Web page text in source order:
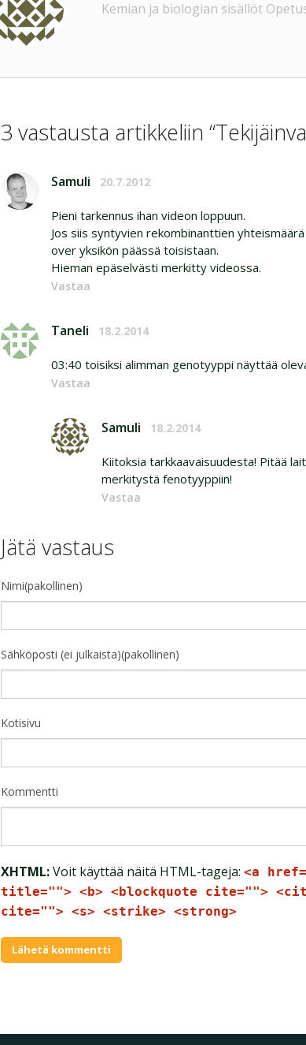
Kemian ja biologian sisällöt
3 vastausta artikkeliin
Samuli 20.7.2012
Pieni tarkennus ihan videon loppuun.
Jos siis syntyvien rekombinanttien
over yksikön päässä toisistaan.
Hieman epäselvästi merkitty videossa.
Vastaa
Taneli 18.2.2014
03:40 toisiksi alimman genotyyppi näyttää
Vastaa
Samuli 18.2.2014
Kiitoksia tarkkaavaisuudesta! Pitää
merkitystä fenotyyppiin!
Vastaa
Jätä vastaus
Nimi(pakollinen)
Sähköposti (ei julkaista)(pakollinen)
Kotisivu
Kommentti
XHTML:Voit käyttää näitä HTML-tageja: <a
title=""> <b> <blockquote cite="">
cite=""> <s> <strike> <strong>